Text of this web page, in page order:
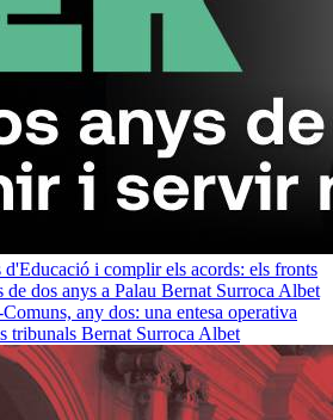
d'Educació i complir els acords: els fronts
dos anys a Palau Bernat Surroca Albet
any dos: una entesa operativa
tribunals Bernat Surroca Albet